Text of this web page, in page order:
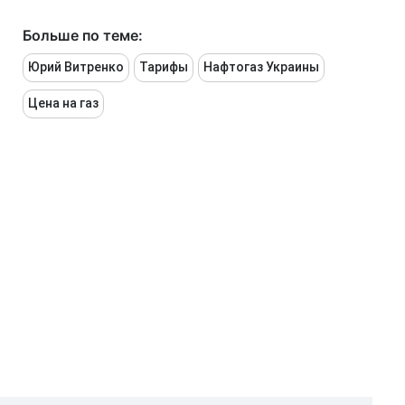
Больше по теме:
Юрий Витренко Тарифы Нафтогаз Украины
Цена на газ